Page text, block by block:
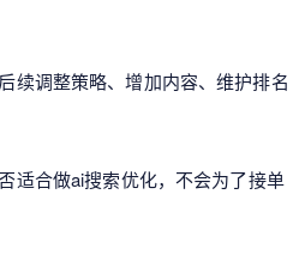
续调整策略、增加内容、维护排名
适合做ai搜索优化，不会为了接单